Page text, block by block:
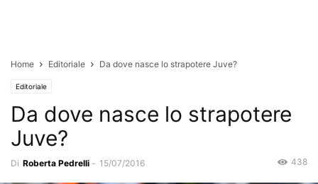
Home Editoriale Da dove nasce lo strapotere Juve?
Editoriale
Da dove nasce lo strapotere
Juve?
Di Roberta Pedrelli - 15/07/2016 438